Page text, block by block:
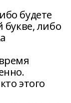
будете
букве, либо
этого